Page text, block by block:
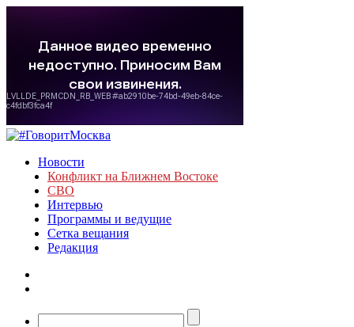
Новости
Конфликт на Ближнем Востоке
СВО
Интервью
Программы и ведущие
Сетка вещания
Редакция